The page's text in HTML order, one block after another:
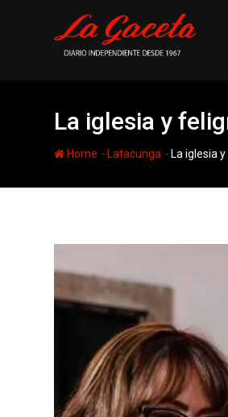
La iglesia y
Home - Latacunga - La iglesia